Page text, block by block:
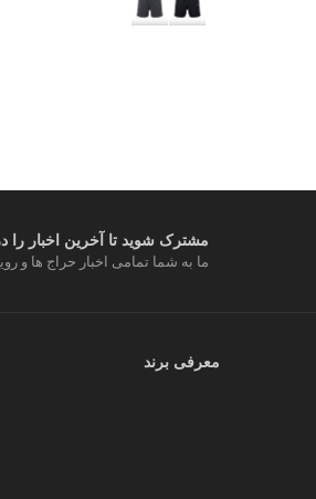
مشترک شوید تا آخرین اخبار را
ما به شما تمامی اخبار حراج ها و
معرفی برند